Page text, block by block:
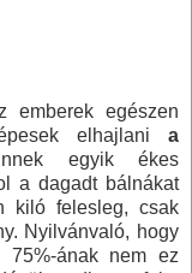
emberek egészen
elhajlani a
egyik ékes
a dagadt bálnákat
kiló felesleg, csak
Nyilvánvaló, hogy
75%-ának nem ez